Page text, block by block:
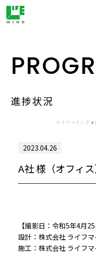
進捗状況
ライフマインド >
2023.04.26
A社 様（オフィ
【撮影日：令和5年4月25
設計：株式会社 ライフ
施工：株式会社 ライフ